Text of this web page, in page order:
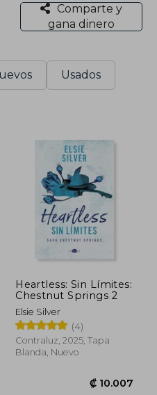
Comparte y
gana dinero
Usados
Heartless: Sin Límites:
Chestnut Springs 2
Elsie Silver
(4)
Contraluz, 2025, Tapa
Blanda, Nuevo